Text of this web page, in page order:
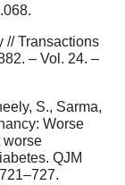
// Transactions
– Vol. 24. –
S., Sarma,
Worse
worse
QJM